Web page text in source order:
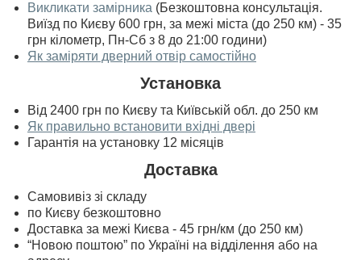
Викликати замірника (Безкоштовна консультація.
Виїзд по Києву 600 грн, за межі міста (до 250 км) - 35
грн кілометр, Пн-Сб з 8 до 21:00 години)
Як заміряти дверний отвір самостійно
Установка
Від 2400 грн по Києву та Київській обл. до 250 км
Як правильно встановити вхідні двері
Гарантія на установку 12 місяців
Доставка
Самовивіз зі складу
по Києву безкоштовно
Доставка за межі Києва - 45 грн/км (до 250 км)
“Новою поштою” по Україні на відділення або на